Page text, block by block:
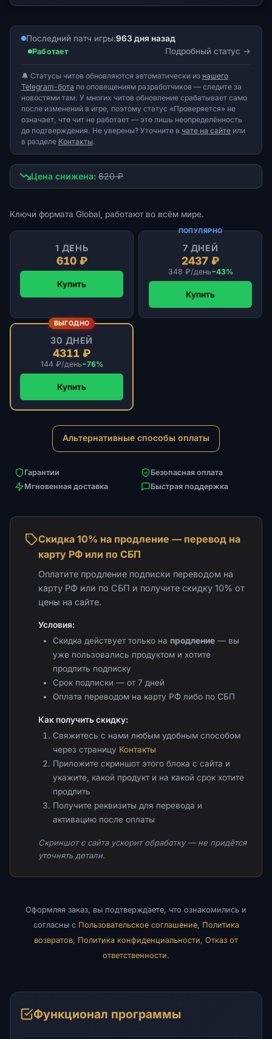
Последний патч игры:963 дня назад
Работает Подробный статус
🔔 Статусы читов обновляются автоматически из нашего
Telegram-бота по оповещениям разработчиков — следите за
новостями там. У многих читов обновление срабатывает само
после изменений в игре, поэтому статус «Проверяется» не
означает, что чит не работает — это лишь неопределённость
до подтверждения. Не уверены? Уточните в чате на сайтеили
в разделе Контакты.
Цена снижена: 620 ₽
Ключи формата Global, работают во всём мире.
1 ДЕНЬ
610 ₽
Купить
ПОПУЛЯРНО
7 ДНЕЙ
2437 ₽
348 ₽/день−43%
Купить
ВЫГОДНО
30 ДНЕЙ
4311 ₽
144 ₽/день−76%
Купить
Альтернативные способы оплаты
Гарантии
Безопасная оплата
Мгновенная доставка
Быстрая поддержка
Скидка 10% на продление — перевод на
карту РФ или по СБП
Оплатите продление подписки переводом на
карту РФ или по СБП и получите скидку 10% от
цены на сайте.
Условия:
Скидка действует только на продление — вы
уже пользовались продуктом и хотите
продлить подписку
Срок подписки — от 7 дней
Оплата переводом на карту РФ либо по СБП
Как получить скидку:
Свяжитесь с нами любым удобным способом
через страницу Контакты
Приложите скриншот этого блока с сайта и
укажите, какой продукт и на какой срок хотите
продлить
Получите реквизиты для перевода и
активацию после оплаты
Скриншот с сайта ускорит обработку — не придётся
уточнять детали.
Оформляя заказ, вы подтверждаете, что ознакомились и
согласны с Пользовательское соглашение, Политика
возвратов, Политика конфиденциальности, Отказ от
ответственности.
Функционал программы